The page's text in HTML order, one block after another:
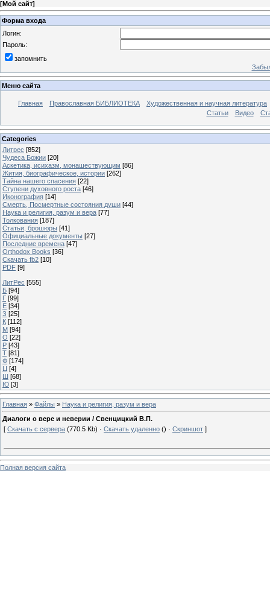
[Мой сайт]
Форма входа
Логин:
Пароль:
запомнить
Меню сайта
Главная Православная БИБЛИОТЕКА
Художественная и научная литература
Статьи
Видео
Categories
Литрес [852]
Чудеса Божии [20]
Аскетика, исихазм, монашествующим [86]
Жития, биографическое, истории [262]
Тайна нашего спасения [22]
Ступени духовного роста [46]
Иконография [14]
Смерть, Посмертные состояния души [44]
Наука и религия, разум и вера [77]
Толкования [187]
Статьи, брошюры [41]
Официальные документы [27]
Последние времена [47]
Orthodox Books [36]
Скачать fb2 [10]
PDF [9]
ЛитРес [555]
Б [94]
Г [99]
Е [34]
З [25]
К [112]
М [94]
О [22]
Р [43]
Т [81]
Ф [174]
Ц [4]
Ш [68]
Ю [3]
Главная » Файлы » Наука и религия, разум и вера
Диалоги о вере и неверии / Свенцицкий В.П.
[ Скачать с сервера (770.5 Kb) · Скачать удаленно () · Скриншот ]
Полная версия сайта